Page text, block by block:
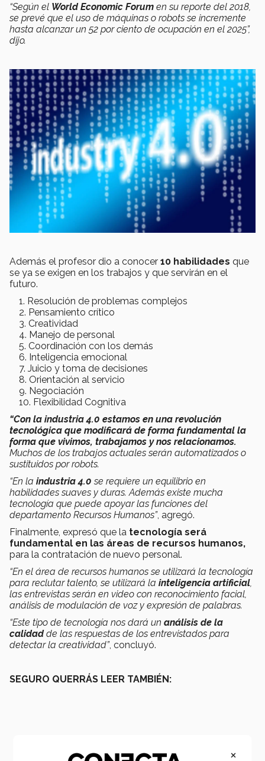
“Según el World Economic Forum en su reporte del 2018,
se prevé que el uso de máquinas o robots se incremente
hasta alcanzar un 52 por ciento de ocupación en el 2025”,
dijo.
Además el profesor dio a conocer 10 habilidades que
se ya se exigen en los trabajos y que servirán en el
futuro.
Resolución de problemas complejos
Pensamiento crítico
Creatividad
Manejo de personal
Coordinación con los demás
Inteligencia emocional
Juicio y toma de decisiones
Orientación al servicio
Negociación
Flexibilidad Cognitiva
“Con la industria 4.0 estamos en una revolución
tecnológica que modificará de forma fundamental la
forma que vivimos, trabajamos y nos relacionamos.
Muchos de los trabajos actuales serán automatizados o
sustituidos por robots.
“En la industria 4.0 se requiere un equilibrio en
habilidades suaves y duras. Además existe mucha
tecnología que puede apoyar las funciones del
departamento Recursos Humanos”, agregó.
Finalmente, expresó que la tecnología será
fundamental en las áreas de recursos humanos,
para la contratación de nuevo personal.
“En el área de recursos humanos se utilizará la tecnología
para reclutar talento, se utilizará la inteligencia artificial,
las entrevistas serán en video con reconocimiento facial,
análisis de modulación de voz y expresión de palabras.
“Este tipo de tecnología nos dará un análisis de la
calidadde las respuestas de los entrevistados para
detectar la creatividad”, concluyó.
SEGURO QUERRÁS LEER TAMBIÉN:
×